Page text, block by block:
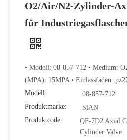
Hochwertiges und praktisches wellengekoppeltes O2 Air N2 Flaschenventil
O2/Air/N2-Zylinder-
für
• Modell: 08-857-712 • Medium:
(MPA): 15MPA • Einlassfaden:
Modell:
08-857-712
Produktmarke:
SiAN
Produktcode:
QF-7D2 Axial
Cylinder Valve